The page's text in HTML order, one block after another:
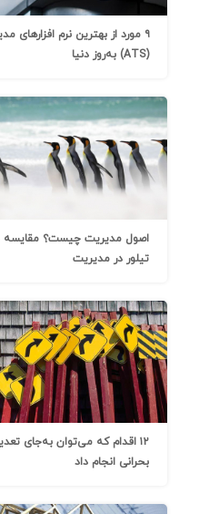
۹ مورد از بهترین نرم افزارهای
(ATS) به‌روز دنیا
اصول مدیریت چیست؟ مقایسه
تیلور در مدیریت
۱۲ اقدام که می‌توان به‌جای
بحرانی انجام داد